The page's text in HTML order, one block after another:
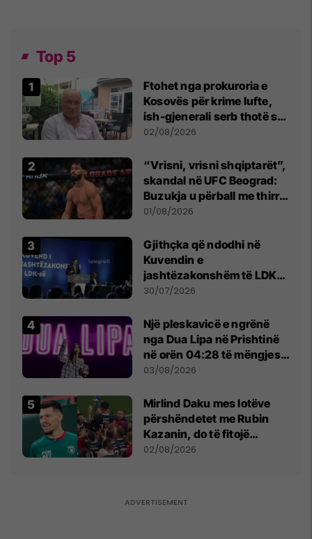
Top 5
Ftohet nga prokuroria e
Kosovës për krime lufte,
ish-gjenerali serb thotë se
dikush e tradhtoi në
02/08/2026
“Vrisni, vrisni shqiptarët”,
skandal në UFC Beograd:
Buzukja u përball me thirrje
anti-shqiptare nga
01/08/2026
Gjithçka që ndodhi në
Kuvendin e
jashtëzakonshëm të LDK-
së
30/07/2026
Një pleskavicë e ngrënë
nga Dua Lipa në Prishtinë
në orën 04:28 të mëngjesit
- dhe bota digjitale serbe
03/08/2026
Mirlind Daku mes lotëve
përshëndetet me Rubin
Kazanin, do të fitojë
miliona te Spartak Moska
02/08/2026